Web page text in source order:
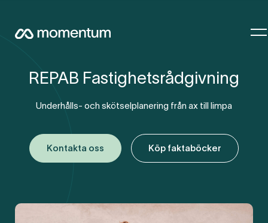
REPAB Fastighetsrådgivning
Underhålls- och skötselplanering från ax till limpa
Kontakta oss Köp faktaböcker